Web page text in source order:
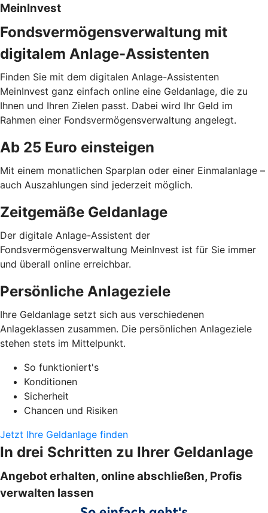
MeinInvest
Fondsvermögensverwaltung mit
digitalem Anlage-Assistenten
Finden Sie mit dem digitalen Anlage-Assistenten
MeinInvest ganz einfach online eine Geldanlage, die zu
Ihnen und Ihren Zielen passt. Dabei wird Ihr Geld im
Rahmen einer Fondsvermögensverwaltung angelegt.
Ab 25 Euro einsteigen
Mit einem monatlichen Sparplan oder einer Einmalanlage –
auch Auszahlungen sind jederzeit möglich.
Zeitgemäße Geldanlage
Der digitale Anlage-Assistent der
Fondsvermögensverwaltung MeinInvest ist für Sie immer
und überall online erreichbar.
Persönliche Anlageziele
Ihre Geldanlage setzt sich aus verschiedenen
Anlageklassen zusammen. Die persönlichen Anlageziele
stehen stets im Mittelpunkt.
So funktioniert's
Konditionen
Sicherheit
Chancen und Risiken
Jetzt Ihre Geldanlage finden
In drei Schritten zu Ihrer Geldanlage
Angebot erhalten, online abschließen, Profis
verwalten lassen